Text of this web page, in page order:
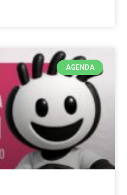
AGENDA